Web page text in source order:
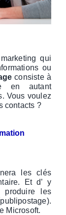
qui
ou
consiste à
en autant
Vous voulez
contacts ?
les clés
Et d’ y
produire les
Microsoft.